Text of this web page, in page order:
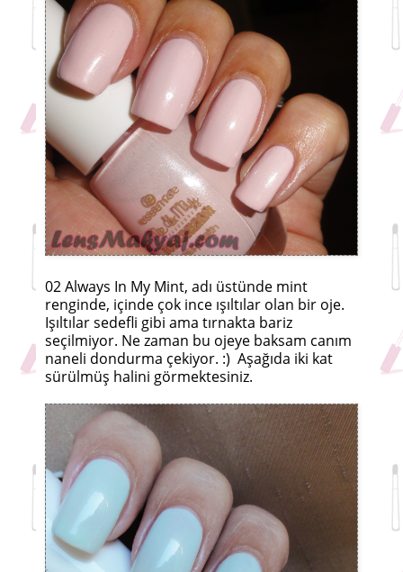
02 Always In My Mint, adı üstünde mint
renginde, içinde çok ince ışıltılar olan bir oje.
Işıltılar sedefli gibi ama tırnakta bariz
seçilmiyor. Ne zaman bu ojeye baksam canım
naneli dondurma çekiyor. :) Aşağıda iki kat
sürülmüş halini görmektesiniz.